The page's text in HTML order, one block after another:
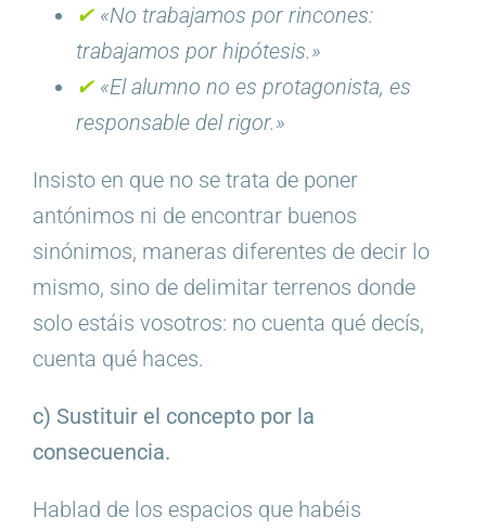
✔︎ «No trabajamos por rincones:
trabajamos por hipótesis.»
✔︎ «El alumno no es protagonista, es
responsable del rigor.»
Insisto en que no se trata de poner
antónimos ni de encontrar buenos
sinónimos, maneras diferentes de decir lo
mismo, sino de delimitar terrenos donde
solo estáis vosotros: no cuenta qué decís,
cuenta qué haces.
c) Sustituir el concepto por la
consecuencia.
Hablad de los espacios que habéis